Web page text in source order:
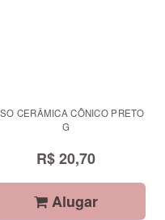
CERÂMICA CÔNICO PRETO
G
R$ 20,70
Alugar